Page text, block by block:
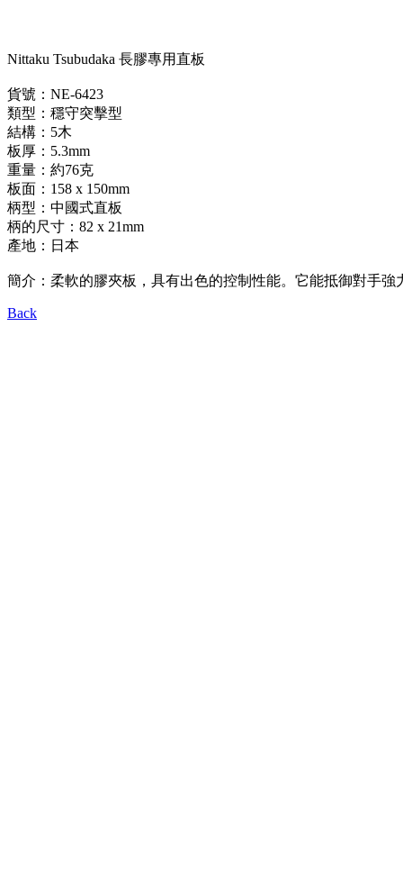
Nittaku Tsubudaka 長膠專用直板
貨號：NE-6423
類型：穩守突擊型
結構：5木
板厚：5.3mm
重量：約76克
板面：158 x 150mm
柄型：中國式直板
柄的尺寸：82 x 21mm
產地：日本
簡介：柔軟的膠夾板，具有出色的控制性能。它能抵御對手
Back